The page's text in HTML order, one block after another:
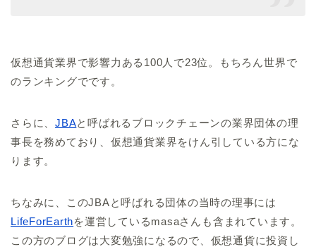
仮想通貨業界で影響力ある100人で23位。もちろん世界で
のランキングでです。
さらに、JBAと呼ばれるブロックチェーンの業界団体の理
事長を務めており、仮想通貨業界をけん引している方にな
ります。
ちなみに、このJBAと呼ばれる団体の当時の理事には
LifeForEarthを運営しているmasaさんも含まれています。
この方のブログは大変勉強になるので、仮想通貨に投資し